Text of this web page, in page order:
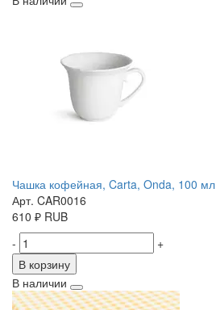
Чашка кофейная, Carta, Onda, 100 мл
Арт. CAR0016
610 ₽ RUB
-
+
В корзину
В наличии